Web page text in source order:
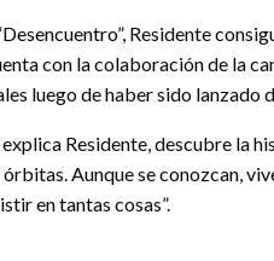
Residente
con la colaboración de la
luego de haber sido lanzado
Residente, descubre la
Aunque se conozcan,
en tantas cosas”.